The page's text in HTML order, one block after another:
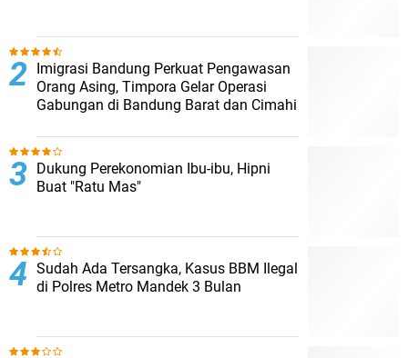
Imigrasi Bandung Perkuat Pengawasan
Orang Asing, Timpora Gelar Operasi
Gabungan di Bandung Barat dan Cimahi
Dukung Perekonomian Ibu-ibu, Hipni
Buat "Ratu Mas"
Sudah Ada Tersangka, Kasus BBM Ilegal
di Polres Metro Mandek 3 Bulan